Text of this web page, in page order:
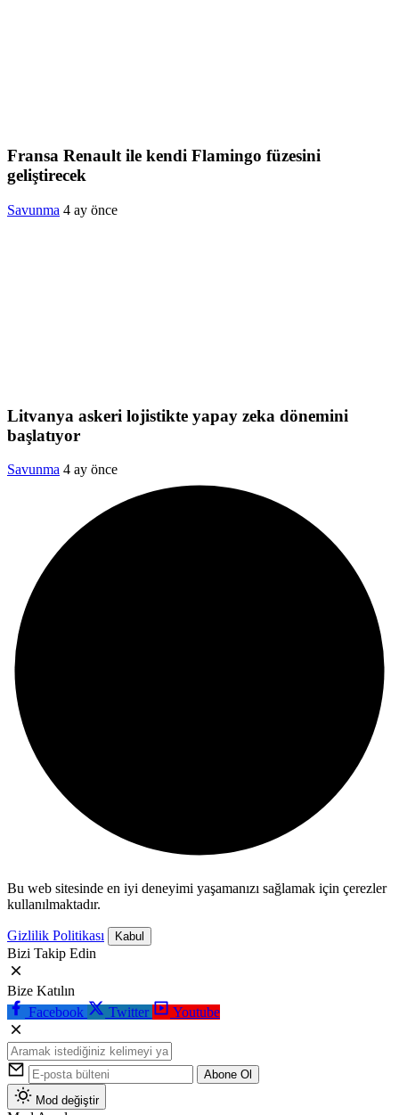
Fransa Renault ile kendi Flamingo füzesini
geliştirecek
Savunma 4 ay önce
Litvanya askeri lojistikte yapay zeka dönemini
başlatıyor
Savunma 4 ay önce
Bu web sitesinde en iyi deneyimi yaşamanızı sağlamak için çerezler
kullanılmaktadır.
Gizlilik Politikası Kabul
Bizi Takip Edin
Bize Katılın
Facebook
Twitter Youtube
Abone Ol
Mod değiştir